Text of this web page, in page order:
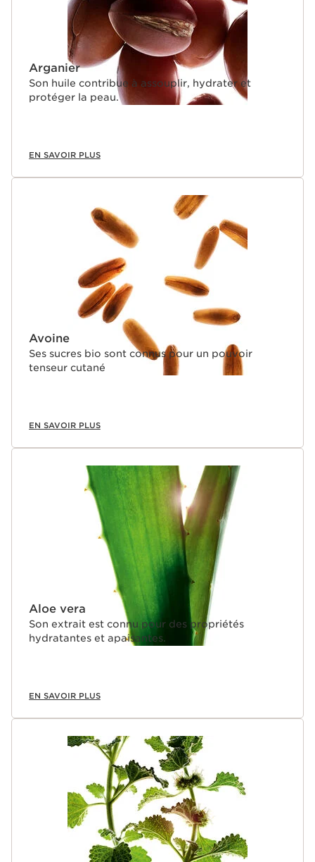
vieillis, mesure de la quantité de collagène de bonne
qualité bien structuré.
****Comparaison entre 3 pots extra-firming complets et
1 pot complet rechargé 2 fois. Basé sur un score unique,
calculé à partir d’une analyse de cycle de vie.
PROLONGER L’EXPERIENCE SPA
installées. Votre peau est plus ferme, plus tonique
Innovation
La gamme Extra-Firming possède une technologie
exclusive pour aider à augmenter le capital collagène de
la peau* [COLLAGEN]³ TECHNOLOGY.
Le capital collagène de la peau est augmenté de 53%.*
*Test ex vivo sur explants photo vieillis, mesure de la
quantité de collagène de bonne qualité bien structuré.
Le plus Clarins
Le collagène est la protéine clé de la jeunesse et de la
fermeté de la peau. Ses réserves diminuent dès l'âge de
25 ans. Fort de plus de 45 ans d'expertise fermeté, la
Recherche Clarins apporte une réponse exclusive : lutter
contre les signes visibles de la perte de collagène sur la
peau et retrouver une peau plus ferme. Grâce à une
qualité, sa quantité et sa structure. Une réponse inédite
et exceptionnelle pour augmenter le capital collagène
repulpée, de contours du visage plus définis.
Arganier
Son huile contribue à assouplir, hydrater et
protéger la peau.
EN SAVOIR PLUS
Avoine
Ses sucres bio sont connus pour un pouvoir
tenseur cutané
EN SAVOIR PLUS
Aloe vera
Son extrait est connu pour des propriétés
hydratantes et apaisantes.
EN SAVOIR PLUS